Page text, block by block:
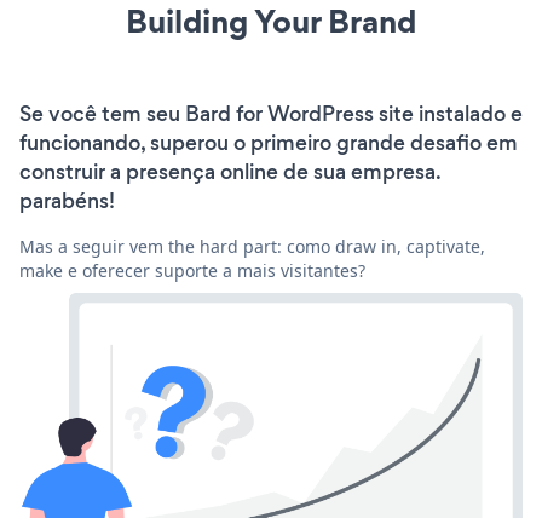
Building Your Brand
Se você tem seu Bard for WordPress site instalado e
funcionando, superou o primeiro grande desafio em
construir a presença online de sua empresa.
parabéns!
Mas a seguir vem the hard part: como draw in, captivate,
make e oferecer suporte a mais visitantes?